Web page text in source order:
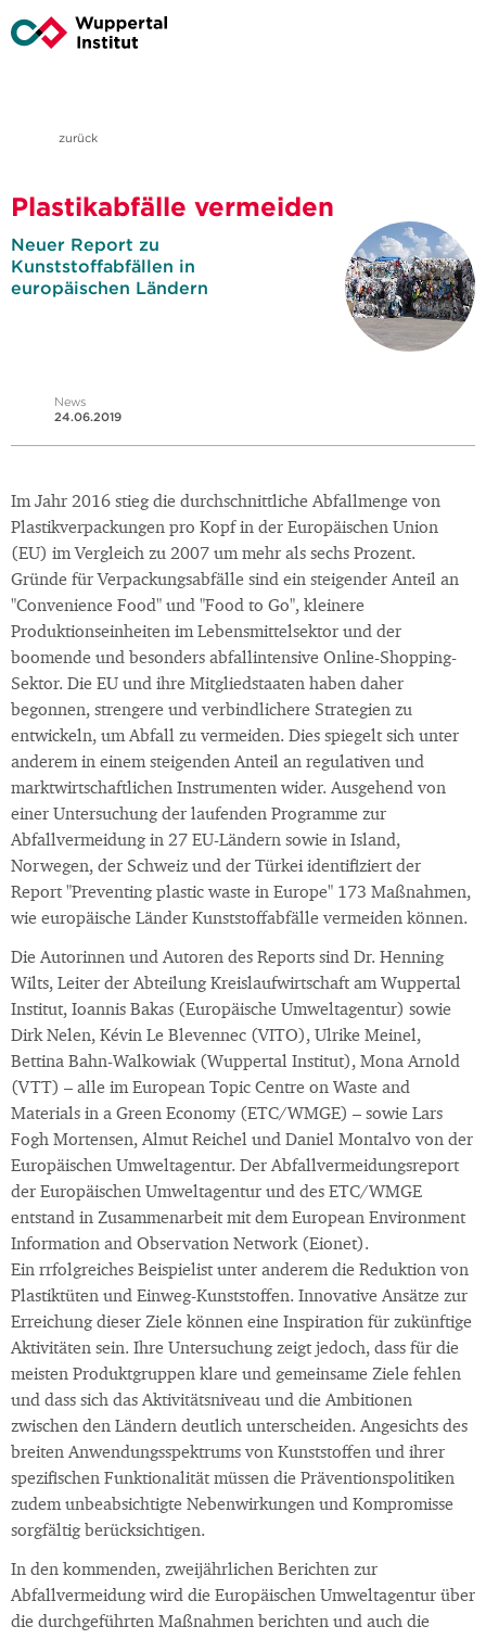
zurück
Plastikabfälle vermeiden
Neuer Report zu
Kunststoffabfällen in
europäischen Ländern
News
24.06.2019
Im Jahr 2016 stieg die durchschnittliche Abfallmenge von
Plastikverpackungen pro Kopf in der Europäischen Union
(EU) im Vergleich zu 2007 um mehr als sechs Prozent.
Gründe für Verpackungsabfälle sind ein steigender Anteil an
"Convenience Food" und "Food to Go", kleinere
Produktionseinheiten im Lebensmittelsektor und der
boomende und besonders abfallintensive Online-Shopping-
Sektor. Die EU und ihre Mitgliedstaaten haben daher
begonnen, strengere und verbindlichere Strategien zu
entwickeln, um Abfall zu vermeiden. Dies spiegelt sich unter
anderem in einem steigenden Anteil an regulativen und
marktwirtschaftlichen Instrumenten wider. Ausgehend von
einer Untersuchung der laufenden Programme zur
Abfallvermeidung in 27 EU-Ländern sowie in Island,
Norwegen, der Schweiz und der Türkei identifiziert der
Report "Preventing plastic waste in Europe" 173 Maßnahmen,
wie europäische Länder Kunststoffabfälle vermeiden können.
Die Autorinnen und Autoren des Reports sind Dr. Henning
Wilts, Leiter der Abteilung Kreislaufwirtschaft am Wuppertal
Institut, Ioannis Bakas (Europäische Umweltagentur) sowie
Dirk Nelen, Kévin Le Blevennec (VITO), Ulrike Meinel,
Bettina Bahn-Walkowiak (Wuppertal Institut), Mona Arnold
(VTT) – alle im European Topic Centre on Waste and
Materials in a Green Economy (ETC/WMGE) – sowie Lars
Fogh Mortensen, Almut Reichel und Daniel Montalvo von der
Europäischen Umweltagentur. Der Abfallvermeidungsreport
der Europäischen Umweltagentur und des ETC/WMGE
entstand in Zusammenarbeit mit dem European Environment
Information and Observation Network (Eionet).
Ein rrfolgreiches Beispielist unter anderem die Reduktion von
Plastiktüten und Einweg-Kunststoffen. Innovative Ansätze zur
Erreichung dieser Ziele können eine Inspiration für zukünftige
Aktivitäten sein. Ihre Untersuchung zeigt jedoch, dass für die
meisten Produktgruppen klare und gemeinsame Ziele fehlen
und dass sich das Aktivitätsniveau und die Ambitionen
zwischen den Ländern deutlich unterscheiden. Angesichts des
breiten Anwendungsspektrums von Kunststoffen und ihrer
spezifischen Funktionalität müssen die Präventionspolitiken
zudem unbeabsichtigte Nebenwirkungen und Kompromisse
sorgfältig berücksichtigen.
In den kommenden, zweijährlichen Berichten zur
Abfallvermeidung wird die Europäischen Umweltagentur über
die durchgeführten Maßnahmen berichten und auch die